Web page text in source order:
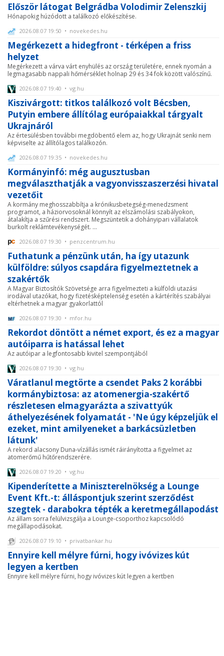
Először látogat Belgrádba Volodimir Zelenszkij
Hónapokig húzódott a találkozó előkészítése.
2026.08.07 19:50 • novekedes.hu
Megérkezett a hidegfront - térképen a friss
helyzet
Megérkezett a várva várt enyhülés az ország területére, ennek nyomán a
legmagasabb nappali hőmérséklet holnap 29 és 34 fok között valószínű.
2026.08.07 19:40 • vg.hu
Kiszivárgott: titkos találkozó volt Bécsben,
Putyin embere állítólag európaiakkal tárgyalt
Ukrajnáról
Az értesülésben további megdöbentő elem az, hogy Ukrajnát senki nem
képviselte az állítólagos találkozón.
2026.08.07 19:35 • novekedes.hu
Kormányinfó: még augusztusban
megválaszthatják a vagyonvisszaszerzési hivatal
vezetőit
A kormány meghosszabbítja a krónikusbetegség-menedzsment
programot, a háziorvosoknál könnyít az elszámolási szabályokon,
átalakítja a szűrési rendszert. Megszüntetik a dohányipari vállalatok
burkolt reklámtevékenységét. ...
2026.08.07 19:30 • penzcentrum.hu
Futhatunk a pénzünk után, ha így utazunk
külföldre: súlyos csapdára figyelmeztetnek a
szakértők
A Magyar Biztosítók Szövetsége arra figyelmezteti a külföldi utazási
irodával utazókat, hogy fizetésképtelenség esetén a kártérítés szabályai
eltérhetnek a magyar gyakorlattól
2026.08.07 19:30 • mfor.hu
Rekordot döntött a német export, és ez a magyar
autóiparra is hatással lehet
Az autóipar a legfontosabb kivitel szempontjából
2026.08.07 19:30 • vg.hu
Váratlanul megtörte a csendet Paks 2 korábbi
kormánybiztosa: az atomenergia-szakértő
részletesen elmagyarázta a szivattyúk
áthelyezésének folyamatát - 'Ne úgy képzeljük el
ezeket, mint amilyeneket a barkácsüzletben
látunk'
A rekord alacsony Duna-vízállás ismét ráirányította a figyelmet az
atomerőmű hűtőrendszerére.
2026.08.07 19:20 • vg.hu
Kipenderítette a Miniszterelnökség a Lounge
Event Kft.-t: álláspontjuk szerint szerződést
szegtek - darabokra tépték a keretmegállapodást
Az állam sorra felülvizsgálja a Lounge-csoporthoz kapcsolódó
megállapodásokat.
2026.08.07 19:10 • privatbankar.hu
Ennyire kell mélyre fúrni, hogy ivóvizes kút
legyen a kertben
Ennyire kell mélyre fúrni, hogy ivóvizes kút legyen a kertben